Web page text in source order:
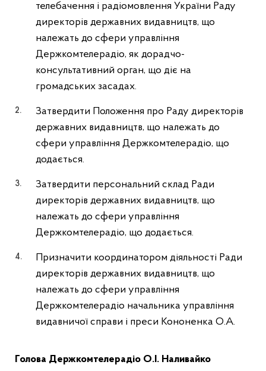
телебачення і радіомовлення України Раду
директорів державних видавництв, що
належать до сфери управління
Держкомтелерадіо, як дорадчо-
консультативний орган, що діє на
громадських засадах.
Затвердити Положення про Раду директорів
державних видавництв, що належать до
сфери управління Держкомтелерадіо, що
додається.
Затвердити персональний склад Ради
директорів державних видавництв, що
належать до сфери управління
Держкомтелерадіо, що додається.
Призначити координатором діяльності Ради
директорів державних видавництв, що
належать до сфери управління
Держкомтелерадіо начальника управління
видавничої справи і преси Кононенка О.А.
Голова Держкомтелерадіо О.І. Наливайко